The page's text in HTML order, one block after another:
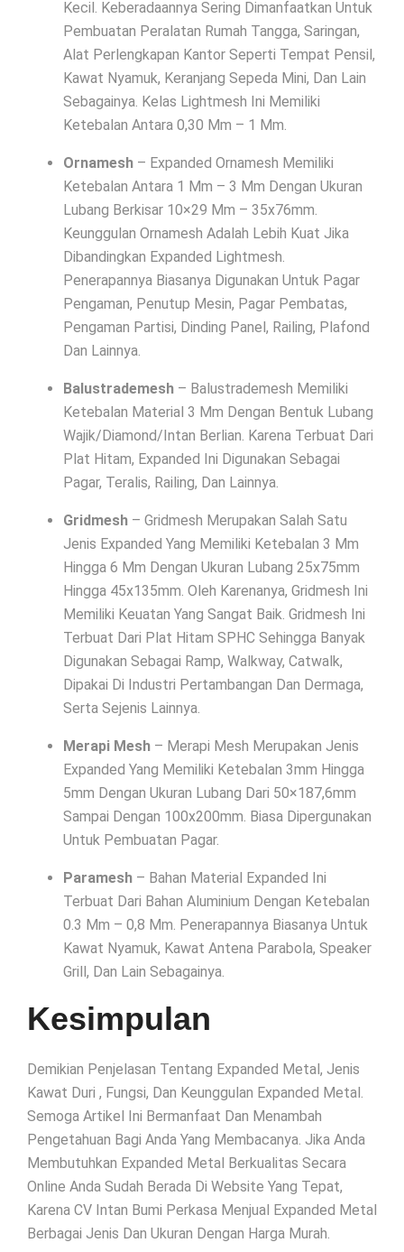
Kecil. Keberadaannya Sering Dimanfaatkan Untuk
Pembuatan Peralatan Rumah Tangga, Saringan,
Alat Perlengkapan Kantor Seperti Tempat Pensil,
Kawat Nyamuk, Keranjang Sepeda Mini, Dan Lain
Sebagainya. Kelas Lightmesh Ini Memiliki
Ketebalan Antara 0,30 Mm – 1 Mm.
Ornamesh – Expanded Ornamesh Memiliki
Ketebalan Antara 1 Mm – 3 Mm Dengan Ukuran
Lubang Berkisar 10×29 Mm – 35x76mm.
Keunggulan Ornamesh Adalah Lebih Kuat Jika
Dibandingkan Expanded Lightmesh.
Penerapannya Biasanya Digunakan Untuk Pagar
Pengaman, Penutup Mesin, Pagar Pembatas,
Pengaman Partisi, Dinding Panel, Railing, Plafond
Dan Lainnya.
Balustrademesh – Balustrademesh Memiliki
Ketebalan Material 3 Mm Dengan Bentuk Lubang
Wajik/Diamond/Intan Berlian. Karena Terbuat Dari
Plat Hitam, Expanded Ini Digunakan Sebagai
Pagar, Teralis, Railing, Dan Lainnya.
Gridmesh – Gridmesh Merupakan Salah Satu
Jenis Expanded Yang Memiliki Ketebalan 3 Mm
Hingga 6 Mm Dengan Ukuran Lubang 25x75mm
Hingga 45x135mm. Oleh Karenanya, Gridmesh Ini
Memiliki Keuatan Yang Sangat Baik. Gridmesh Ini
Terbuat Dari Plat Hitam SPHC Sehingga Banyak
Digunakan Sebagai Ramp, Walkway, Catwalk,
Dipakai Di Industri Pertambangan Dan Dermaga,
Serta Sejenis Lainnya.
Merapi Mesh – Merapi Mesh Merupakan Jenis
Expanded Yang Memiliki Ketebalan 3mm Hingga
5mm Dengan Ukuran Lubang Dari 50×187,6mm
Sampai Dengan 100x200mm. Biasa Dipergunakan
Untuk Pembuatan Pagar.
Paramesh – Bahan Material Expanded Ini
Terbuat Dari Bahan Aluminium Dengan Ketebalan
0.3 Mm – 0,8 Mm. Penerapannya Biasanya Untuk
Kawat Nyamuk, Kawat Antena Parabola, Speaker
Grill, Dan Lain Sebagainya.
Kesimpulan
Demikian Penjelasan Tentang Expanded Metal, Jenis
Kawat Duri , Fungsi, Dan Keunggulan Expanded Metal.
Semoga Artikel Ini Bermanfaat Dan Menambah
Pengetahuan Bagi Anda Yang Membacanya. Jika Anda
Membutuhkan Expanded Metal Berkualitas Secara
Online Anda Sudah Berada Di Website Yang Tepat,
Karena CV Intan Bumi Perkasa Menjual Expanded Metal
Berbagai Jenis Dan Ukuran Dengan Harga Murah.